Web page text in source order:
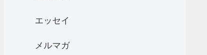
エッセイ
メルマガ